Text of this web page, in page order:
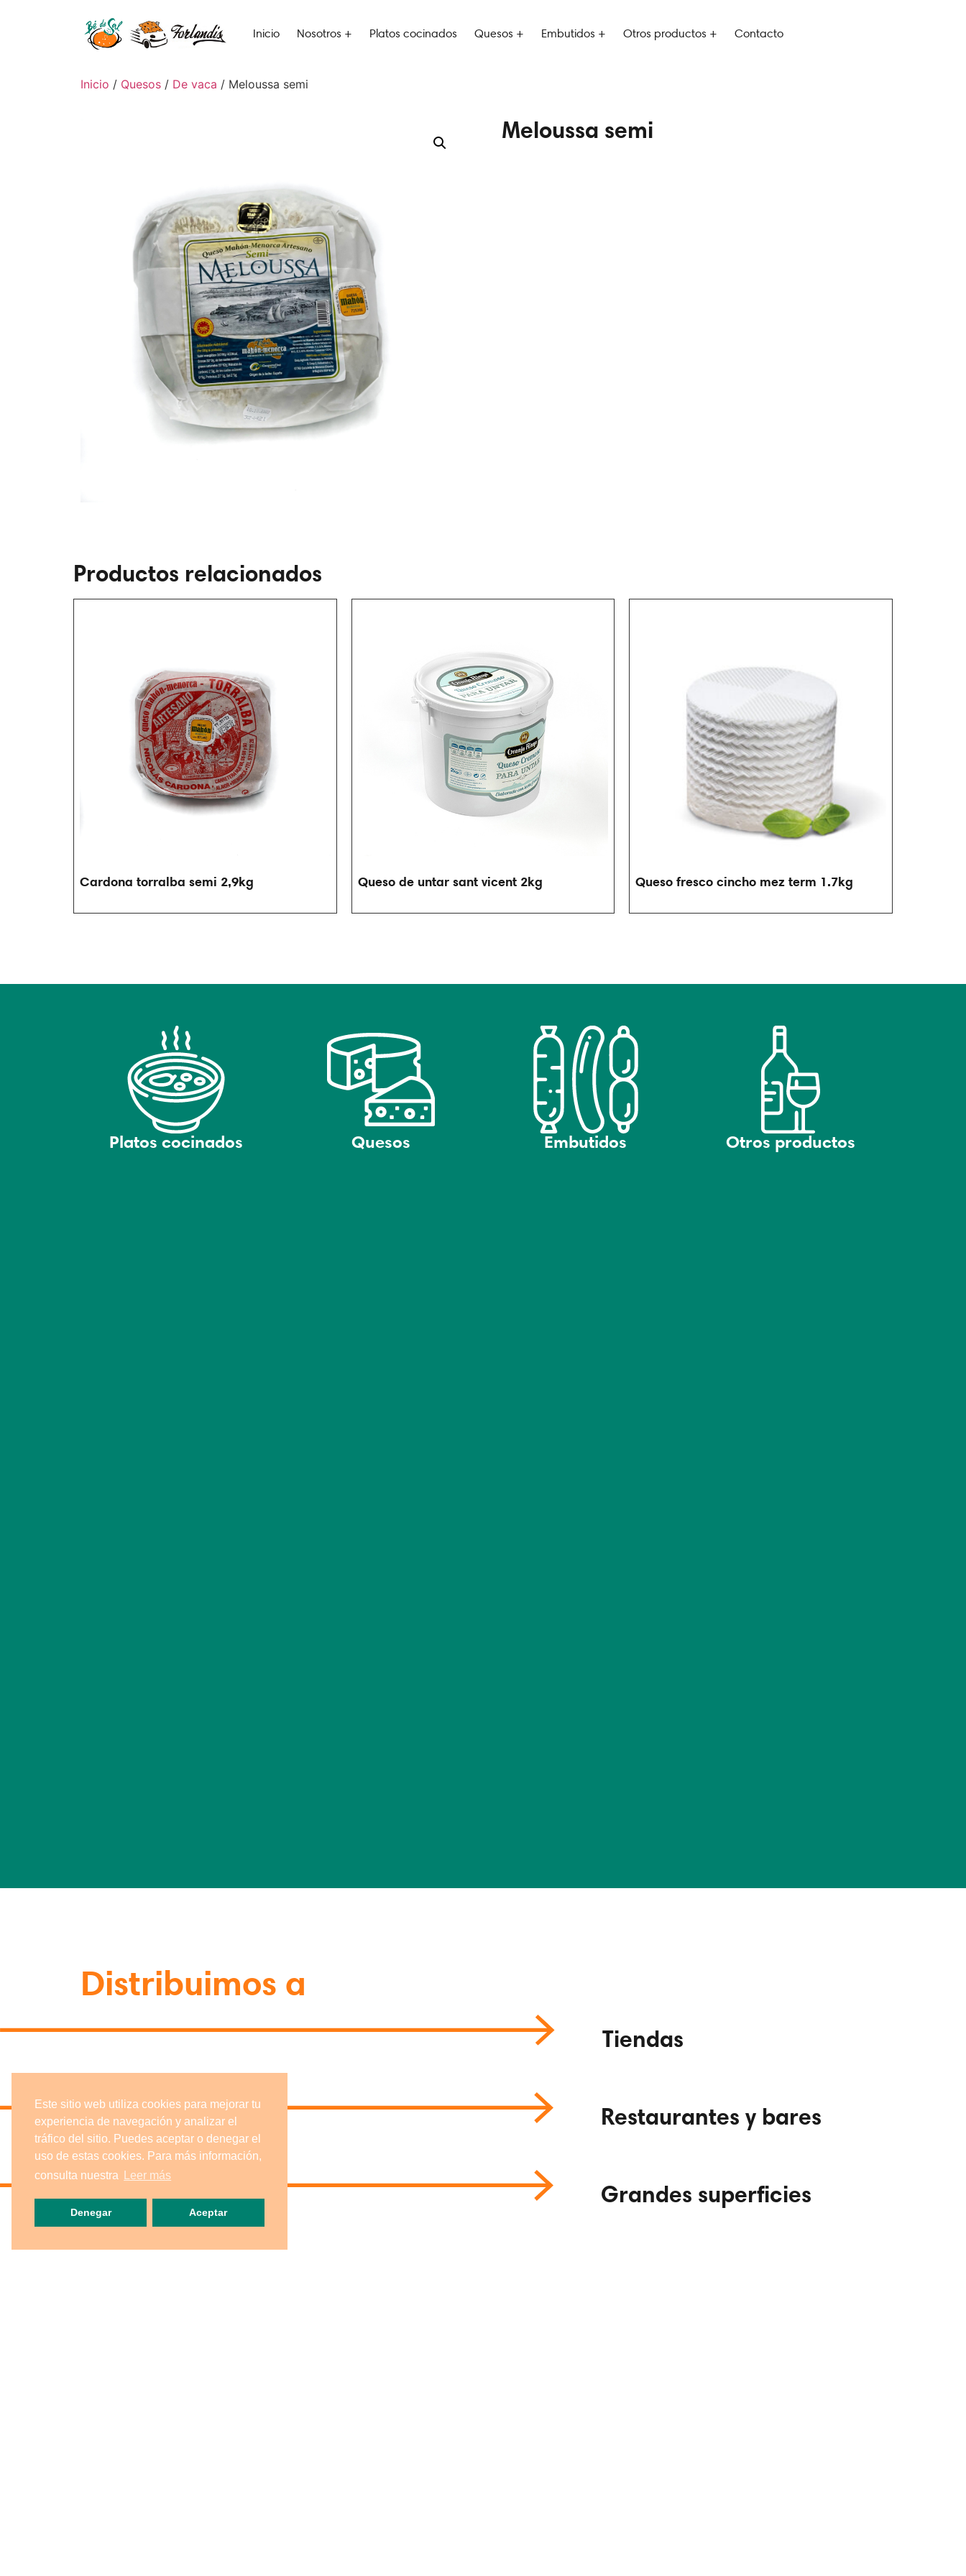
Inicio Nosotros + Platos cocinados Quesos + Embutidos + Otros productos + Contacto
Inicio / Quesos / De vaca / Meloussa semi
Meloussa semi
Productos relacionados
Cardona torralba semi 2,9kg Queso de untar sant vicent 2kg Queso fresco cincho mez term 1.7kg
Platos cocinados Quesos Embutidos Otros productos
Distribuimos a
Tiendas
Restaurantes y bares
Grandes superficies
Este sitio web utiliza cookies para mejorar tu
experiencia de navegación y analizar el
tráfico del sitio. Puedes aceptar o denegar el
uso de estas cookies. Para más información,
consulta nuestra
Leer más
Denegar Aceptar